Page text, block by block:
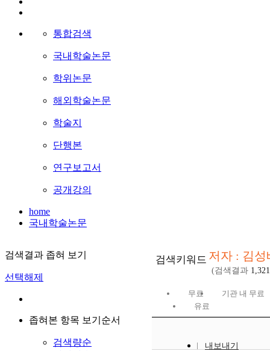
통합검색
국내학술논문
학위논문
해외학술논문
학술지
단행본
연구보고서
공개강의
home
국내학술논문
검색결과 좁혀 보기
선택해제
좁혀본 항목 보기순서
검색량순
검색키워드 저자 : 김성
(검색결과 1,321
무료
기관 내 무료
유료
내보내기